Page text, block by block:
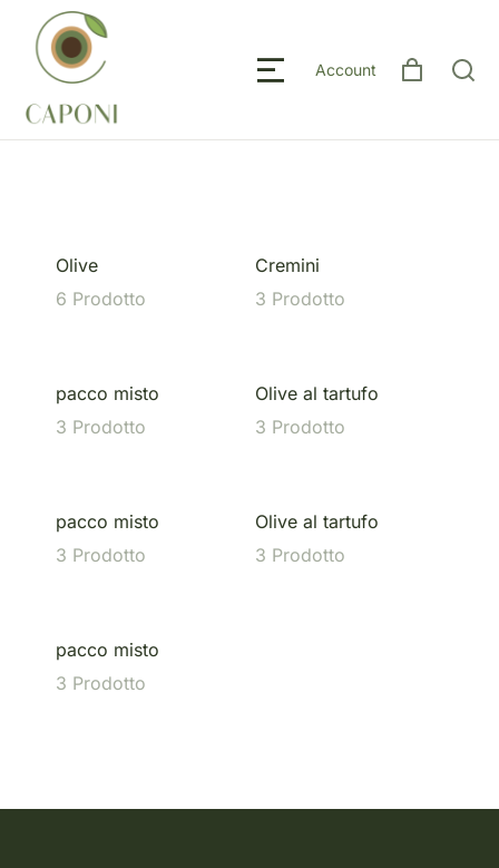
Account
Olive
6 Prodotto
Cremini
3 Prodotto
pacco misto
3 Prodotto
Olive al tartufo
3 Prodotto
pacco misto
3 Prodotto
Olive al tartufo
3 Prodotto
pacco misto
3 Prodotto